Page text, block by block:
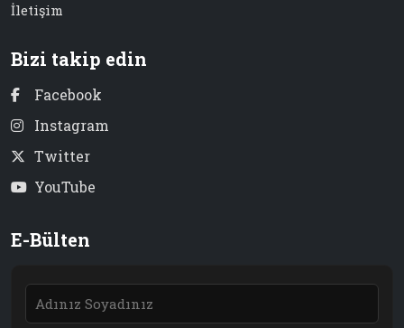
İletişim
Bizi takip edin
Facebook
Instagram
Twitter
YouTube
E-Bülten